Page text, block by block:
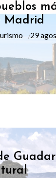
Madrid
29